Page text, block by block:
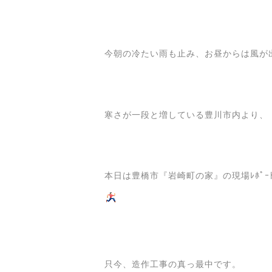
今朝の冷たい雨も止み、お昼からは風が
寒さが一段と増している豊川市内より、
本日は豊橋市『岩崎町の家』の現場ﾚﾎﾟｰ
只今、造作工事の真っ最中です。